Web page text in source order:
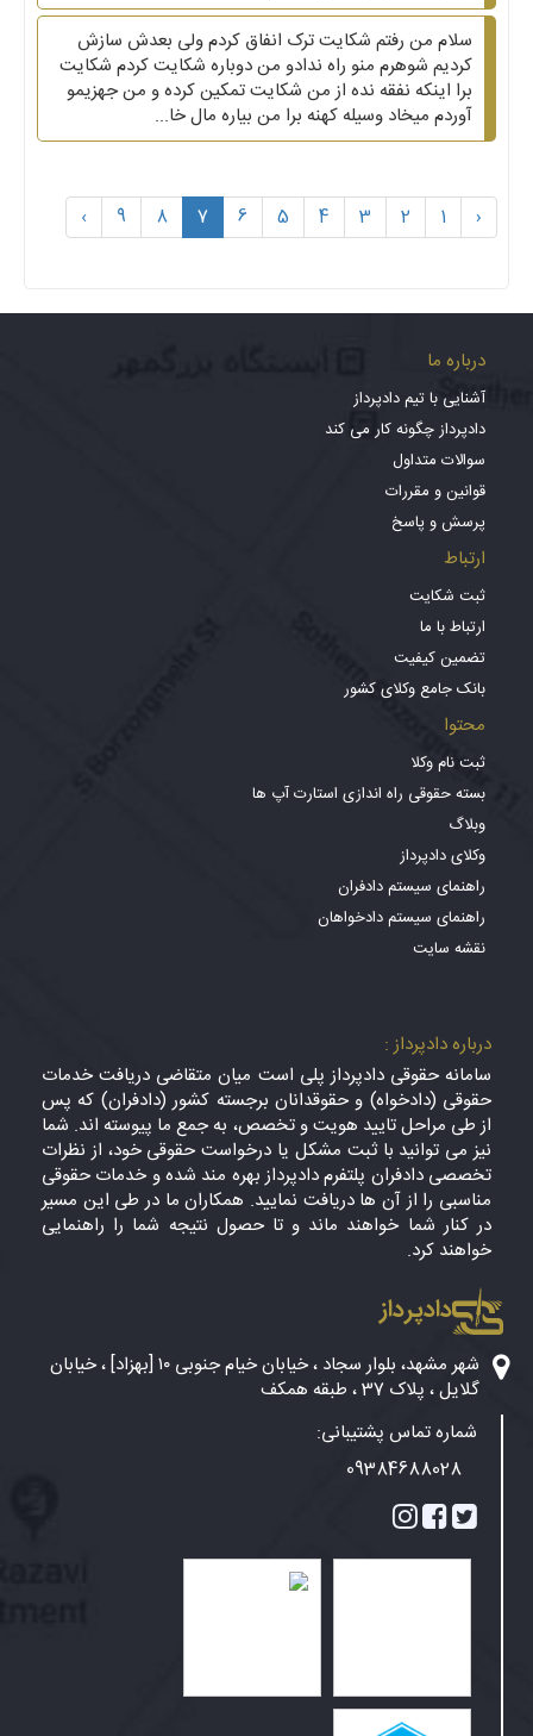
سلام من رفتم شکایت ترک انفاق کردم ولی بعدش سازش
کردیم شوهرم منو راه ندادو من دوباره شکایت کردم شکایت
برا اینکه نفقه نده از من شکایت تمکین کرده و من جهزیمو
آوردم میخاد وسیله کهنه برا من بیاره مال خا...
‹
1
2
3
4
5
6
7
8
9
›
درباره ما
آشنایی با تیم دادپرداز
دادپرداز چگونه کار می کند
سوالات متداول
قوانین و مقررات
پرسش و پاسخ
ارتباط
ثبت شکایت
ارتباط با ما
تضمین کیفیت
بانک جامع وکلای کشور
محتوا
ثبت نام وکلا
بسته حقوقی راه اندازی استارت آپ ها
وبلاگ
وکلای دادپرداز
راهنمای سیستم دادفران
راهنمای سیستم دادخواهان
نقشه سایت
درباره دادپرداز :
سامانه حقوقی دادپرداز پلی است میان متقاضی دریافت خدمات
حقوقی (دادخواه) و حقوقدانان برجسته کشور (دادفران) که پس
از طی مراحل تایید هویت و تخصص، به جمع ما پیوسته اند. شما
نیز می توانید با ثبت مشکل یا درخواست حقوقی خود، از نظرات
تخصصی دادفران پلتفرم دادپرداز بهره مند شده و خدمات حقوقی
مناسبی را از آن ها دریافت نمایید. همکاران ما در طی این مسیر
در کنار شما خواهند ماند و تا حصول نتیجه شما را راهنمایی
خواهند کرد.
دادپرداز
شهر مشهد، بلوار سجاد ، خیابان خیام جنوبی ۱۰ [بهزاد] ، خیابان
گلایل ، پلاک 37 ، طبقه همکف
شماره تماس پشتیبانی:
09384688028